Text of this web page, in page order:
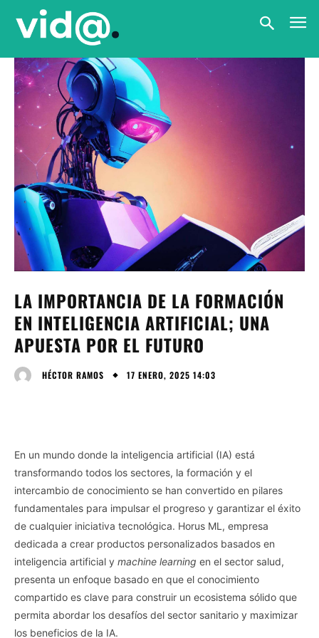
LA IMPORTANCIA DE LA FORMACIÓN
EN INTELIGENCIA ARTIFICIAL; UNA
APUESTA POR EL FUTURO
HÉCTOR RAMOS 17 ENERO, 2025 14:03
En un mundo donde la inteligencia artificial (IA) está
transformando todos los sectores, la formación y el
intercambio de conocimiento se han convertido en pilares
fundamentales para impulsar el progreso y garantizar el éxito
de cualquier iniciativa tecnológica. Horus ML, empresa
dedicada a crear productos personalizados basados en
inteligencia artificial y machine learning en el sector salud,
presenta un enfoque basado en que el conocimiento
compartido es clave para construir un ecosistema sólido que
permita abordar los desafíos del sector sanitario y maximizar
los beneficios de la IA.